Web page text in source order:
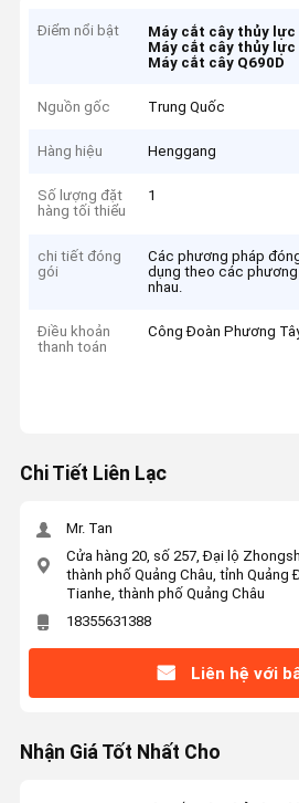
Điểm nổi bật Máy cắt cây thủy lực
Máy cắt cây thủy lực
Máy cắt cây Q690D
Nguồn gốc Trung Quốc
Hàng hiệu Henggang
Số lượng đặt
hàng tối thiểu
1
chi tiết đóng
gói
Các phương pháp
dụng theo các
nhau.
Điều khoản
thanh toán
Công Đoàn Phương
Chi Tiết Liên Lạc
Mr. Tan
Cửa hàng 20, số 257, Đại lộ
thành phố Quảng Châu, tỉnh Quảng
Tianhe, thành phố Quảng Châu
18355631388
Liên hệ với
Nhận Giá Tốt Nhất Cho